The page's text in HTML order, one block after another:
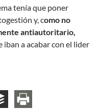
tenía que poner
y, como no
antiautoritario,
iban a acabar con el lider